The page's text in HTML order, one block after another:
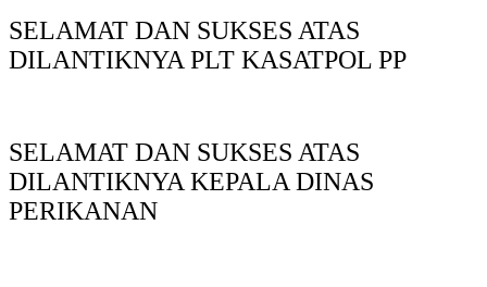
SELAMAT DAN SUKSES ATAS
DILANTIKNYA PLT KASATPOL PP
SELAMAT DAN SUKSES ATAS
DILANTIKNYA KEPALA DINAS
PERIKANAN